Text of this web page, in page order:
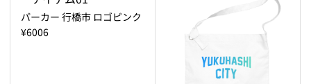
パーカー 行橋市 ロゴピンク
¥6006